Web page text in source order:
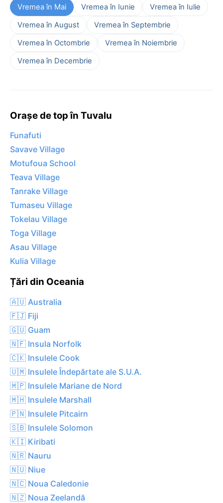
Vremea în Mai Vremea în Iunie
Vremea în Iulie
Vremea în August
Vremea în Septembrie
Vremea în Octombrie
Vremea în Noiembrie
Vremea în Decembrie
Orașe de top în Tuvalu
Funafuti
Savave Village
Motufoua School
Teava Village
Tanrake Village
Tumaseu Village
Tokelau Village
Toga Village
Asau Village
Kulia Village
Țări din Oceania
🇦🇺 Australia
🇫🇯 Fiji
🇬🇺 Guam
🇳🇫 Insula Norfolk
🇨🇰 Insulele Cook
🇺🇲 Insulele Îndepărtate ale S.U.A.
🇲🇵 Insulele Mariane de Nord
🇲🇭 Insulele Marshall
🇵🇳 Insulele Pitcairn
🇸🇧 Insulele Solomon
🇰🇮 Kiribati
🇳🇷 Nauru
🇳🇺 Niue
🇳🇨 Noua Caledonie
🇳🇿 Noua Zeelandă